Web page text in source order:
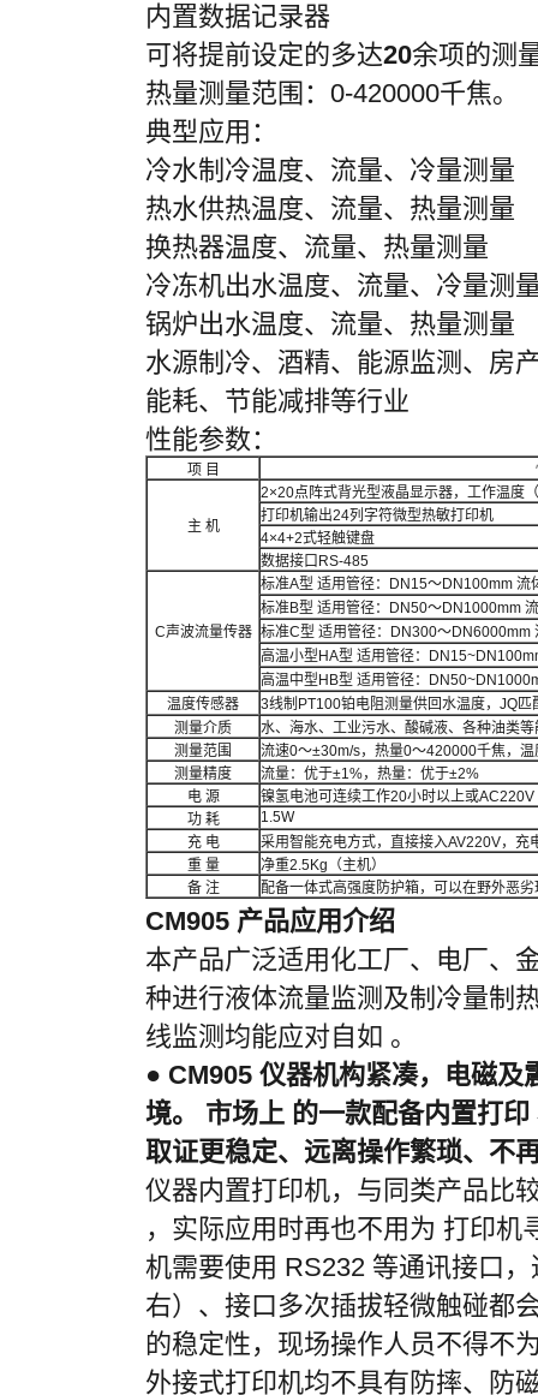
内置数据记录器
可将提前设定的多达20余项的测
热量测量范围： 0-420000千焦。
典型应用：
冷水制冷温度、流量、冷量测量
热水供热温度、流量、热量测量
换热器温度、流量、热量测量
冷冻机出水温度、流量、冷量测
锅炉出水温度、流量、热量测量
水源制冷、酒精、能源监测、房
能耗、节能减排等行业
性能参数：
项 目
主 机
2×20点阵式背光型液晶显示器，工作温度（
打印机输出24列字符微型热敏打印机
4×4+2式轻触键盘
数据接口 RS-485
C声波流量传器
标准A型 适用管径： DN15～DN100mm 流
标准B型 适用管径： DN50～DN1000mm
标准C型 适用管径： DN300～DN6000mm
高温小型 HA型 适用管径：
高温中型 HB型 适用管径：
温度传感器
3线制 PT100铂电阻测量供回水温度，JQ匹
测量介质
水、海水、工业污水、酸碱液、各种油类
测量范围
流速0～±30m/s，热量0～420000千焦，温
测量精度
流量：优于±1%，热量：优于±2%
电 源 镍氢电池可连续工作20小时以上或AC220V
功 耗
1.5W
充 电 采用智能充电方式，直接接入AV220V，充
重 量 净重2.5Kg （主机）
备 注 配备一体式高强度防护箱，可以在野外恶
CM905 产品应用介绍
本产品广泛适用化工厂、电厂、
种进行液体流量监测及制冷量制
线监测均能应对自如 。
● CM905 仪器机构紧凑，电磁及
境。 市场上 的一款配备内置打
取证更稳定、远离操作繁琐、不
仪器内置打印机，与同类产品比
，实际应用时再也不用为 打印
机需要使用 RS232 等通讯接口
右）、接口多次插拔轻微触碰都
的稳定性，现场操作人员不得不
外接式打印机均不具有防摔、防